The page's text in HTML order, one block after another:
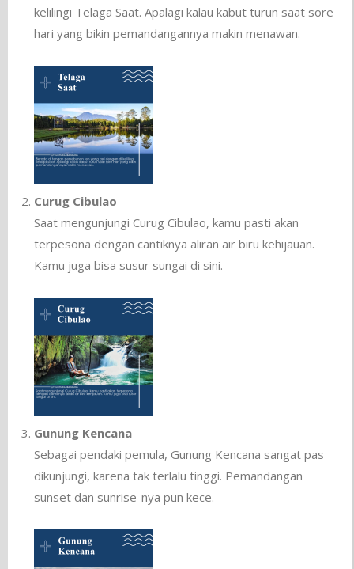
kelilingi Telaga Saat. Apalagi kalau kabut turun saat sore
hari yang bikin pemandangannya makin menawan.
Curug Cibulao
Saat mengunjungi Curug Cibulao, kamu pasti akan
terpesona dengan cantiknya aliran air biru kehijauan.
Kamu juga bisa susur sungai di sini.
Gunung Kencana
Sebagai pendaki pemula, Gunung Kencana sangat pas
dikunjungi, karena tak terlalu tinggi. Pemandangan
sunset dan sunrise-nya pun kece.